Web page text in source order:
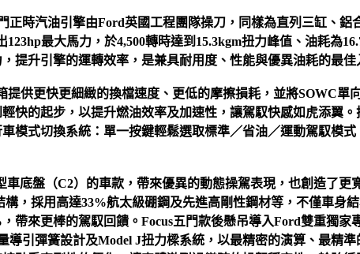
時汽油引擎由Ford英國工程團隊操刀，同樣為直列三缸、鋁
123hp最大馬力，於4,500轉時達到15.3kgm扭力峰值、油耗為
提升引擎的運轉效率，是兼具耐用度、性能與優異油耗的最佳
提供更快更細緻的換檔速度、更低的摩擦損耗，並將SOWC單
快的起步，以提升燃油效率及加速性，讓駕馭快感如虎添翼
模式切換系統：單一按鍵輕鬆選取標準／省油／運動駕馭模
車底盤（C2）的車款，帶來優異的動態操駕表現，也創造了更
，採用高達33%航太級硼鋼及先進高剛性鋼材等，不僅車身
帶來更棒的駕馭回饋。Focus五門款後懸吊導入Ford雙重獨家
導引彈簧設計及Model J扭力樑系統，以最精密的演算、最精